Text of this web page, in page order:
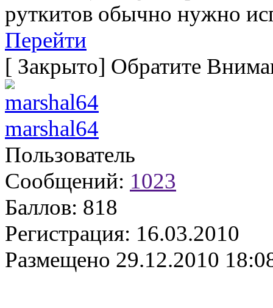
руткитов обычно нужно
Перейти
[ Закрыто] Обратите
marshal64
Пользователь
Сообщений: 1023
Баллов: 818
Регистрация: 16.03.2010
Размещено 29.12.2010